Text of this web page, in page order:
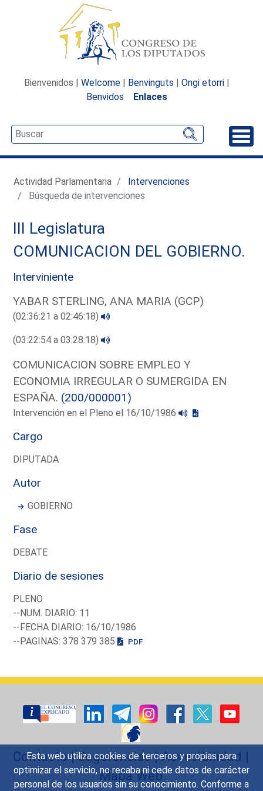
Esta web utiliza cookies de terceros y propias para
optimizar el servicio, no recaba ni cede datos de carácter
personal de los usuarios sin su conocimiento. Conforme a
Bienvenidos | Welcome | Benvinguts | Ongi etorri |
Benvidos
Enlaces
Actividad Parlamentaria
Intervenciones
Búsqueda de intervenciones
III Legislatura
COMUNICACION DEL GOBIERNO.
Interviniente
YABAR STERLING, ANA MARIA (GCP)
(02:36:21 a 02:46:18)
(03:22:54 a 03:28:18)
COMUNICACION SOBRE EMPLEO Y
ECONOMIA IRREGULAR O SUMERGIDA EN
ESPAÑA. (200/000001)
Intervención en el Pleno el 16/10/1986
Cargo
DIPUTADA
Autor
GOBIERNO
Fase
DEBATE
Diario de sesiones
PLENO
--NUM. DIARIO: 11
--FECHA DIARIO: 16/10/1986
--PAGINAS: 378 379 385
PDF
Contacto|Sugerencias|Accesibilidad |
Mapa Web